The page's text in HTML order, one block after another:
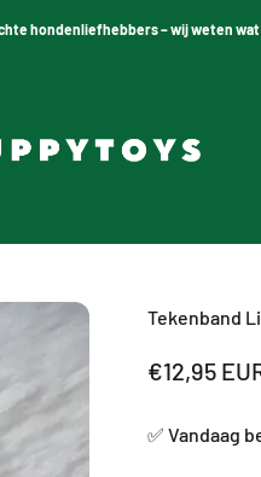
– wij weten wat
Tekenband
€12,95
✅ Vandaag